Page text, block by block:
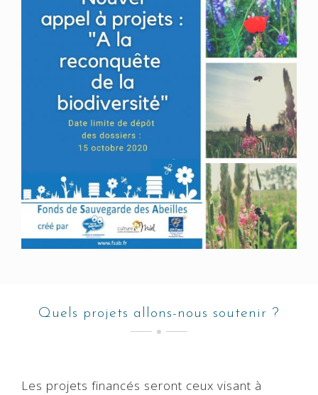
Quels projets allons-nous soutenir ?
Les projets financés seront ceux visant à